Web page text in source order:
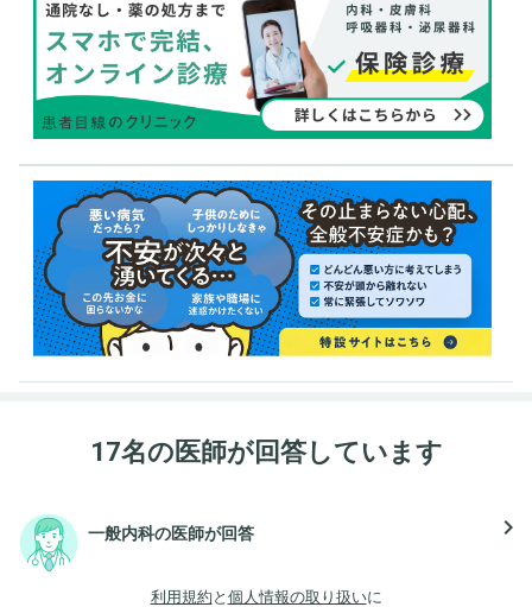
17名の医師が回答しています
一般内科の医師が回答 navigate_next
利用規約 と 個人情報の取り扱いに